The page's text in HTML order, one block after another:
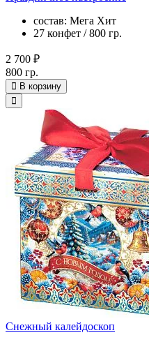
состав: Мега Хит
27 конфет / 800 гр.
2 700 ₽
800 гр.
В корзину
Снежный калейдоскоп